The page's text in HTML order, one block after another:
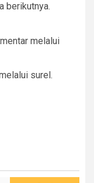
berikutnya.
melalui
surel.